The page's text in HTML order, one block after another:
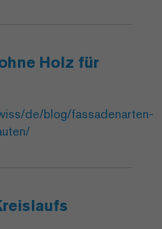
Holz für
de/blog/fassadenarten-